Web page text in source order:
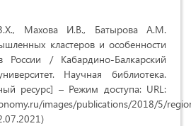
Махова И.В., Батырова А.М.
кластеров и особенности
России / Кабардино-Балкарский
Научная библиотека.
ресурс] – Режим доступа: URL:
images/publications/2018/5/